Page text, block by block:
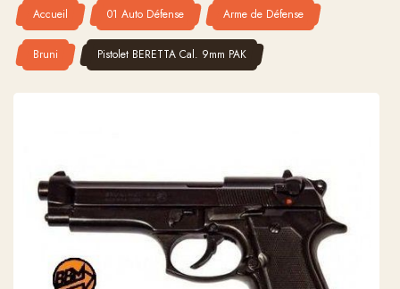
Accueil 01 Auto Défense Arme de Défense
Bruni Pistolet BERETTA Cal. 9mm PAK